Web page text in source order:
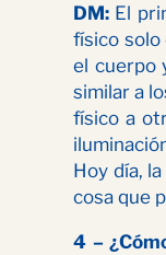
DM: El
físico solo
el cuerpo
similar a
físico a
Hoy día,
cosa que
4 –